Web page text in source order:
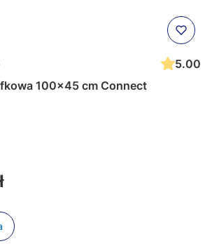
5.00
100x45 cm Connect